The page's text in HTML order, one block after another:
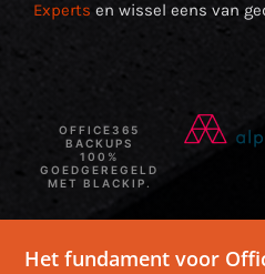
Experts en wissel eens van
OFFICE365
BACKUPS
100%
GOEDGEREGELD
MET BLACKIP.
Het fundament voor